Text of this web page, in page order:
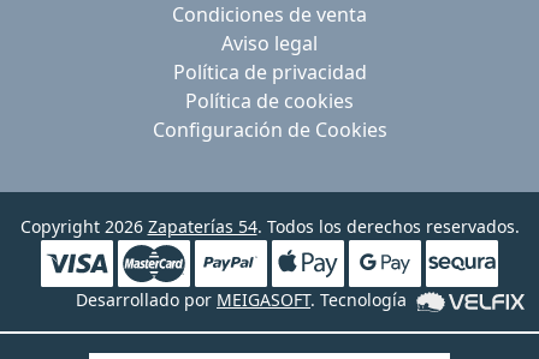
Condiciones de venta
Aviso legal
Política de privacidad
Política de cookies
Configuración de Cookies
Copyright 2026 Zapaterías 54. Todos los derechos reservados.
Desarrollado por MEIGASOFT. Tecnología